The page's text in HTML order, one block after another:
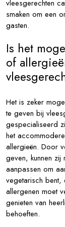
vleesgerechten
smaken om een
gasten.
Is het
of
Het is zeker
te geven bij
gespecialiseerd
het
allergieën. Door
geven, kunnen
aanpassen om
vegetarisch
allergenen moet
genieten van
behoeften.